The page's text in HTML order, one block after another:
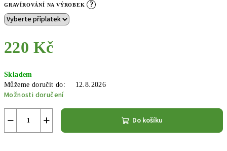
GRAVÍROVÁNÍ NA VÝROBEK ?
220 Kč
cena:
Skladem
Můžeme doručit do:
12.8.2026
Možnosti doručení
+
− Do košíku